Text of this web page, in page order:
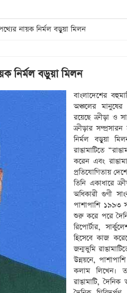
নায়ক নির্মল বড়ুয়া মিলন
নির্মল বড়ুয়া মিলন
বাংলাদেশের
অঞ্চলের মানুষের
রয়েছে ক্রীড়া ও
ক্রীড়ার
নির্মল বড়ুয়া
রাঙামাটিতে
করেন এবং
প্রতিযোগিতায়
তিনি একাধারে
অধিকারী গুণী
পাশাপাশি ১৯৯৩
শুরু করে পরে
রিপোর্টার,
হিসেবে কাজ
জন্মভুমি
উন্নয়নে,
কলাম লিখেন।
রাঙামাটি,